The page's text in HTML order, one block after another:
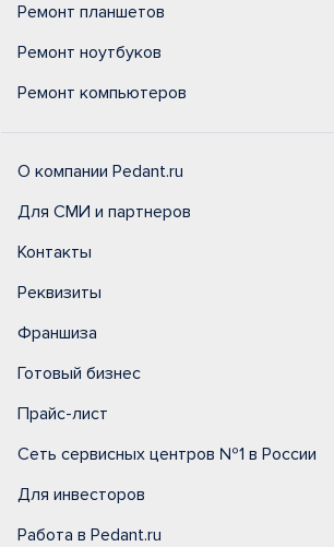
Ремонт планшетов
Ремонт ноутбуков
Ремонт компьютеров
О компании Pedant.ru
Для СМИ и партнеров
Контакты
Реквизиты
Франшиза
Готовый бизнес
Прайс-лист
Сеть сервисных центров №1 в России
Для инвесторов
Работа в Pedant.ru